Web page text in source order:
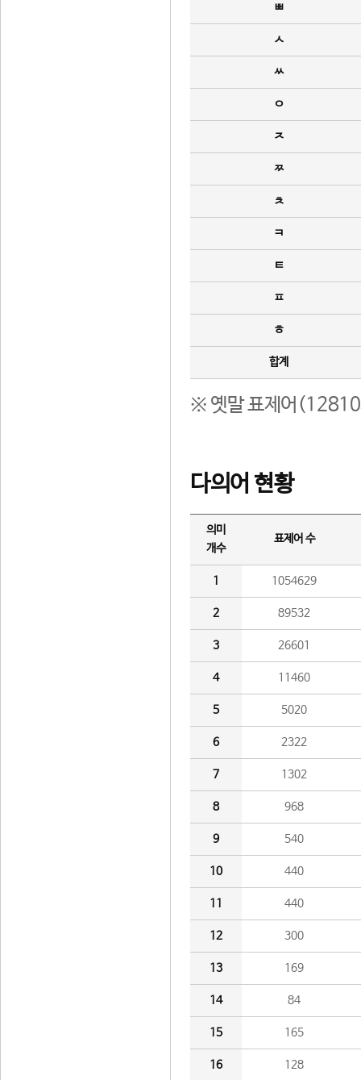
ㅃ
ㅅ
ㅆ
ㅇ
ㅈ
ㅉ
ㅊ
ㅋ
ㅌ
ㅍ
ㅎ
합계
※ 옛말 표제어(12810
다의어 현황
의미
개수
표제어 수
1 1054629
2 89532
3 26601
4 11460
5 5020
6 2322
7 1302
8 968
9 540
10 440
11 440
12 300
13 169
14 84
15 165
16 128